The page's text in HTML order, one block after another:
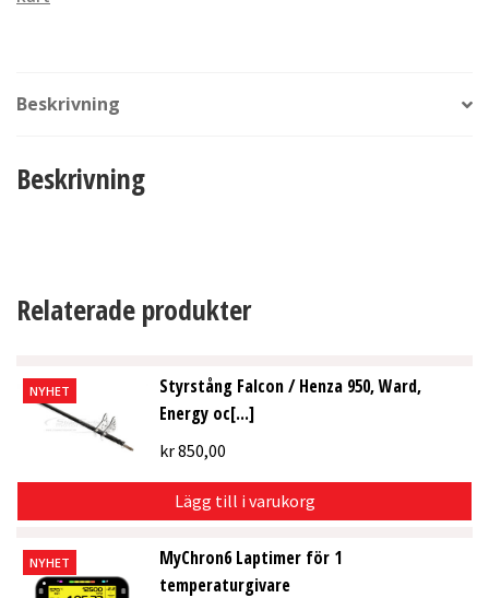
Beskrivning
Beskrivning
Relaterade produkter
NYHET
Styrstång Falcon / Henza 950, Ward,
Energy oc[...]
kr850,00
Lägg till i varukorg
NYHET
MyChron6 Laptimer för 1
temperaturgivare